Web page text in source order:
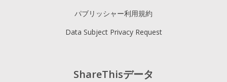
ShareThisデータ
パブリッシャー利用規約
Data Subject Privacy Request